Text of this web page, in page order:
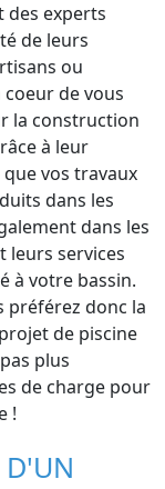
des experts
de leurs
ou
de vous
la construction
à leur
vos travaux
dans les
dans les
leurs services
à votre bassin.
préférez donc la
de piscine
plus
de charge pour
!
D'UN